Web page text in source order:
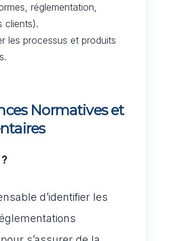
réglementation,
clients).
les processus et produits
Normatives et
d’identifier les